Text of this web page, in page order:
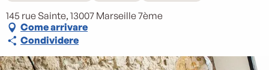
145 rue Sainte, 13007 Marseille 7ème
Come arrivare
Condividere